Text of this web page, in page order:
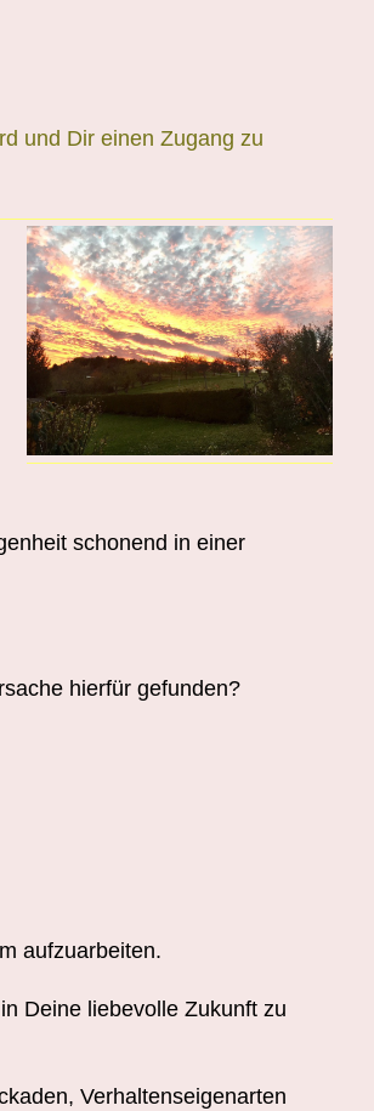
und Dir einen Zugang zu
schonend in einer
hierfür gefunden?
aufzuarbeiten.
Deine liebevolle Zukunft zu
Verhaltenseigenarten